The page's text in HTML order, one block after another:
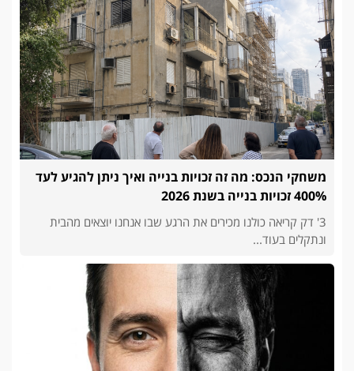
משחקי הנכס: מה זה זכויות בנייה ואיך ניתן להגיע לעד
400% זכויות בנייה בשנת 2026
3' דק קריאה כולנו מכירים את הרגע שבו אנחנו יוצאים מהבית
ונתקלים בעוד...